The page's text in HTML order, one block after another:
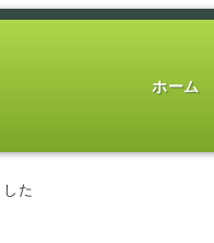
ホーム
た